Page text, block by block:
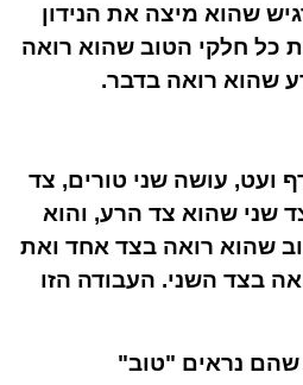
שהוא מיצה את הנידון
כל חלקי הטוב שהוא רואה
שהוא רואה בדבר.
ועט, עושה שני טורים, צד
שני שהוא צד הרע, והוא
שהוא רואה בצד אחד ואת
בצד השני. העבודה הזו
נראים "טוב"